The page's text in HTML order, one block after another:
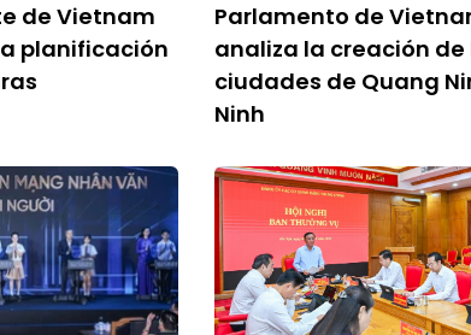
de Vietnam
planificación
Parlamento de
analiza la creación de
ciudades de Quang
Ninh